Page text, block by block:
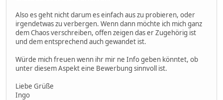
Also es geht nicht darum es einfach aus zu probieren, oder
irgendetwas zu verbergen. Wenn dann möchte ich mich ganz
dem Chaos verschreiben, offen zeigen das er Zugehörig ist
und dem entsprechend auch gewandet ist.
Würde mich freuen wenn ihr mir ne Info geben könntet, ob
unter diesem Aspekt eine Bewerbung sinnvoll ist.
Liebe Grüße
Ingo